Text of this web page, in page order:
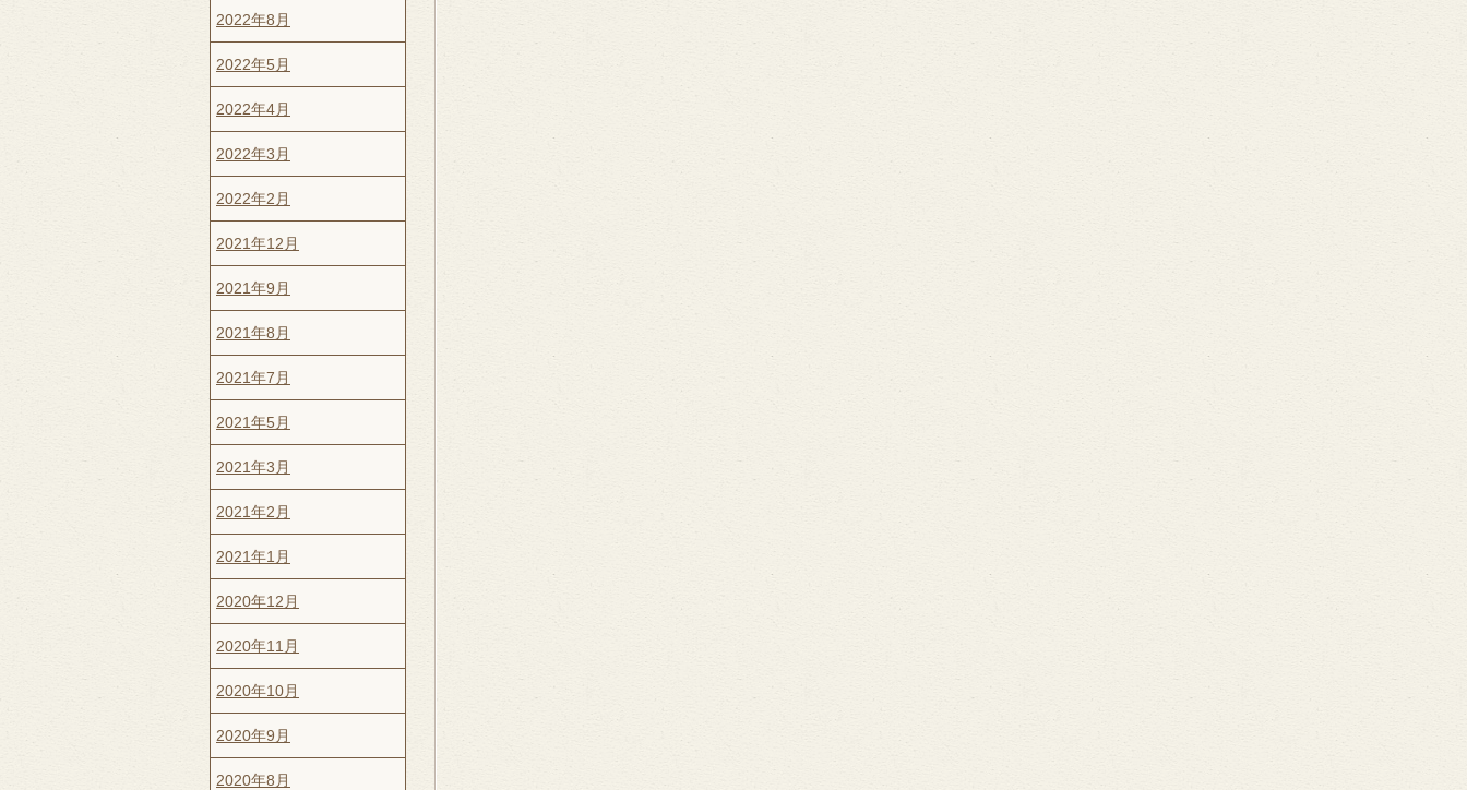
2022年8月
2022年5月
2022年4月
2022年3月
2022年2月
2021年12月
2021年9月
2021年8月
2021年7月
2021年5月
2021年3月
2021年2月
2021年1月
2020年12月
2020年11月
2020年10月
2020年9月
2020年8月